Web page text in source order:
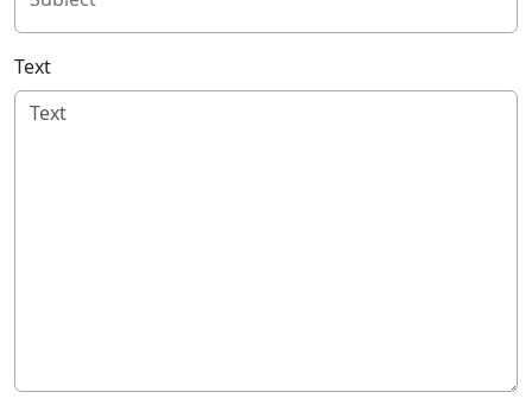
Text